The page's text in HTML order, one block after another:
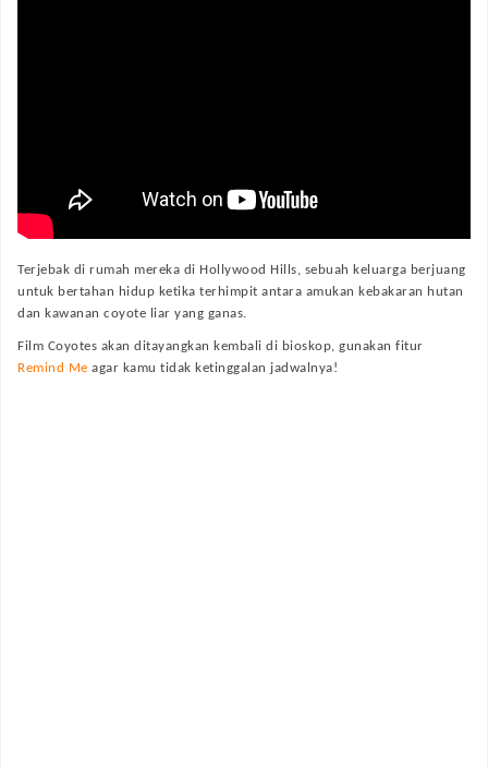
Terjebak di rumah mereka di Hollywood Hills, sebuah keluarga berjuang
untuk bertahan hidup ketika terhimpit antara amukan kebakaran hutan
dan kawanan coyote liar yang ganas.
Film Coyotes akan ditayangkan kembali di bioskop, gunakan fitur
Remind Me agar kamu tidak ketinggalan jadwalnya!